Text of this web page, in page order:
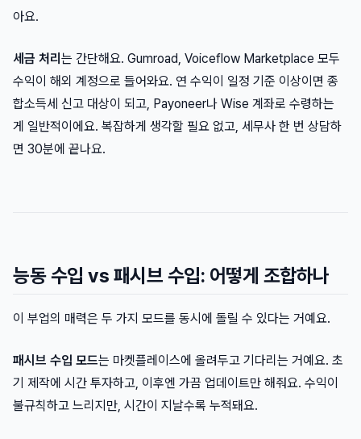
아요.
세금 처리 는 간단해요. Gumroad, Voiceflow Marketplace 모두
수익이 해외 계정으로 들어와요. 연 수익이 일정 기준 이상이면 종
합소득세 신고 대상이 되고, Payoneer나 Wise 계좌로 수령하는
게 일반적이에요. 복잡하게 생각할 필요 없고, 세무사 한 번 상담하
면 30분에 끝나요.
능동 수입 vs 패시브 수입: 어떻게 조합하나
이 부업의 매력은 두 가지 모드를 동시에 돌릴 수 있다는 거예요.
패시브 수입 모드는 마켓플레이스에 올려두고 기다리는 거예요. 초
기 제작에 시간 투자하고, 이후엔 가끔 업데이트만 해줘요. 수익이
불규칙하고 느리지만, 시간이 지날수록 누적돼요.